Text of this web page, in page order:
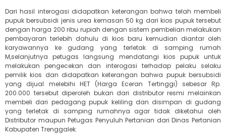
Dari hasil interogasi didapatkan keterangan bahwa telah membeli
pupuk bersubsidi jenis urea kemasan 50 kg dari kios pupuk tersebut
dengan harga 200 ribu rupiah dengan sistem pembelian melakukan
pembayaran terlebih dahulu di kios baru kemudian diantar oleh
karyawannya ke gudang yang terletak di samping rumah
M,selanjutnya petugas langsung mendatangi kios pupuk untuk
melakukan pengecekan dan interogasi terhadap pelaku selaku
pemilik kios dan didapatkan keterangan bahwa pupuk bersubsidi
yang dijual melebihi HET (Harga Eceran Tertinggi) sebesar Rp.
200.000 tersebut diperoleh bukan dari distributor resmi melainkan
membeli dari pedagang pupuk keliling dan disimpan di gudang
yang terletak di samping rumahnya agar tidak diketahui oleh
Distributor maupun Petugas Penyuluh Pertanian dari Dinas Pertanian
Kabupaten Trenggalek.